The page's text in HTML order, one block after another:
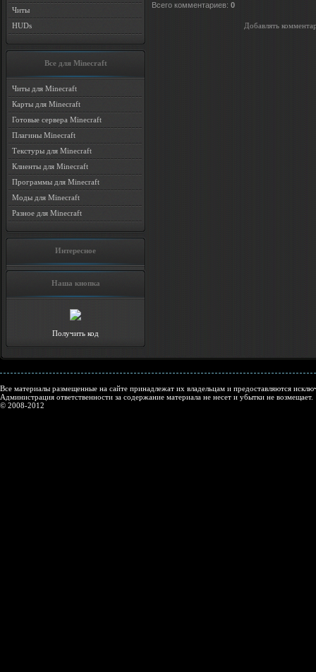
Читы
HUDs
Все для Minecraft
Читы для Minecraft
Карты для Minecraft
Готовые сервера Minecraft
Плагины Minecraft
Текстуры для Minecraft
Клиенты для Minecraft
Программы для Minecraft
Моды для Minecraft
Разное для Minecraft
Интересное
Наша кнопка
Получить код
Всего комментариев: 0
Добавлять
Все материалы размещенные на сайте принадлежат их владельцам и предоставляются
Администрация ответственности за содержание материала не несет и убытки не возмещает.
© 2008-2012